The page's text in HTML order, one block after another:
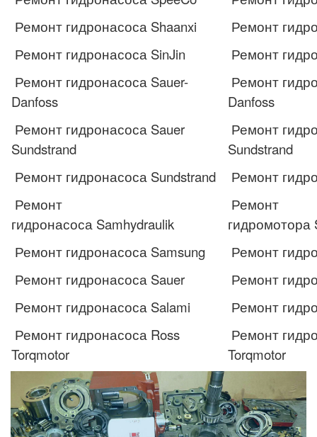
Ремонт гидронасоса Shaanxi
Ремонт
Ремонт гидронасоса SinJin
Ремонт
Ремонт гидронасоса Sauer-
Danfoss
Ремонт
Danfoss
Ремонт гидронасоса Sauer
Sundstrand
Ремонт
Sundstrand
Ремонт гидронасоса Sundstrand
Ремонт
Ремонт
гидронасоса Samhydraulik
Ремонт
гидромотора
Ремонт гидронасоса Samsung
Ремонт
Ремонт гидронасоса Sauer
Ремонт
Ремонт гидронасоса Salami
Ремонт
Ремонт гидронасоса Ross
Torqmotor
Ремонт
Torqmotor